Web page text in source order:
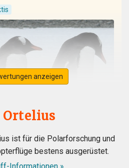
anzeigen
Ortelius
ist für die Polarforschung und
bestens ausgerüstet.